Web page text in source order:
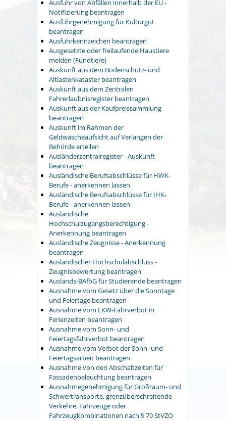
Ausfuhr von Abfällen innerhalb der EU -
Notifizierung beantragen
Ausfuhrgenehmigung für Kulturgut
beantragen
Ausfuhrkennzeichen beantragen
Ausgesetzte oder freilaufende Haustiere
melden (Fundtiere)
Auskunft aus dem Bodenschutz- und
Altlastenkataster beantragen
Auskunft aus dem Zentralen
Fahrerlaubnisregister beantragen
Auskunft aus der Kaufpreissammlung
beantragen
Auskunft im Rahmen der
Geldwäscheaufsicht auf Verlangen der
Behörde erteilen
Ausländerzentralregister - Auskunft
beantragen
Ausländische Berufsabschlüsse für HWK-
Berufe - anerkennen lassen
Ausländische Berufsabschlüsse für IHK-
Berufe - anerkennen lassen
Ausländische
Hochschulzugangsberechtigung -
Anerkennung beantragen
Ausländische Zeugnisse - Anerkennung
beantragen
Ausländischer Hochschulabschluss -
Zeugnisbewertung beantragen
Auslands-BAföG für Studierende beantragen
Ausnahme vom Gesetz über die Sonntage
und Feiertage beantragen
Ausnahme vom LKW-Fahrverbot in
Ferienzeiten beantragen
Ausnahme vom Sonn- und
Feiertagsfahrverbot beantragen
Ausnahme vom Verbot der Sonn- und
Feiertagsarbeit beantragen
Ausnahme von den Abschaltzeiten für
Fassadenbeleuchtung beantragen
Ausnahmegenehmigung für Großraum- und
Schwertransporte, grenzüberschreitende
Verkehre, Fahrzeuge oder
Fahrzeugkombinationen nach § 70 StVZO